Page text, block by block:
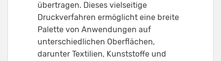
übertragen. Dieses vielseitige
Druckverfahren ermöglicht eine breite
Palette von Anwendungen auf
unterschiedlichen Oberflächen,
darunter Textilien, Kunststoffe und